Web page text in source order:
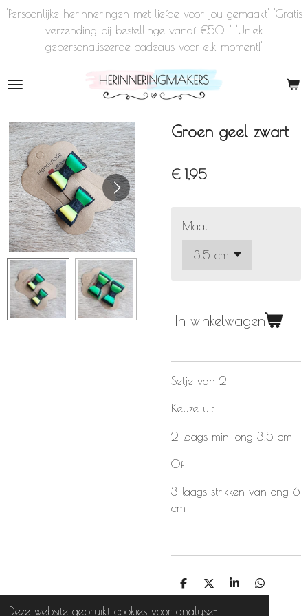
Deze website gebruikt cookies voor analyse-
Ga
hoofdinhoud
'Persoonlijke herinneringen met liefde voor jou gemaakt' 'Gratis
verzending bij bestellinge vanaf €50,-' 'Uniek
gepersonaliseerde cadeaus voor elk moment!'
Groen geel zwart
€ 1,95
Maat
In winkelwagen
Setje van 2
Keuze uit
2 laags mini ong 3.5 cm
Of
3 laags strikken van ong 6
cm
D
e
l
D
e
e
S
h
D
e